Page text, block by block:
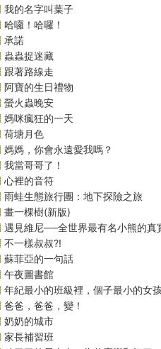
我的名字叫葉子
哈囉！哈囉！
承諾
蟲蟲捉迷藏
跟著路線走
阿寶的生日禮物
螢火蟲晚安
媽咪瘋狂的一天
荷塘月色
媽媽，你會永遠愛我嗎？
我當哥哥了！
心裡的音符
雨蛙生態旅行團：地下探險之旅
畫一棵樹(新版)
遇見維尼──全世界最有名小熊的真
不一樣叔叔?!
蘇菲亞的一句話
午夜圖書館
年紀最小的班級裡，個子最小的女
爸爸，爸爸，變！
奶奶的城市
家長補習班